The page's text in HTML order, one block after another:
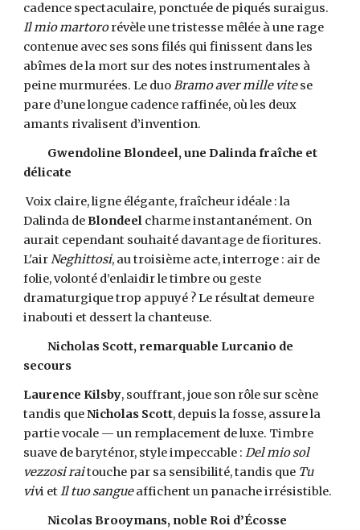
cadence spectaculaire, ponctuée de piqués suraigus.
Il mio martororévèle une tristesse mêlée à une rage
contenue avec ses sons filés qui finissent dans les
abîmes de la mort sur des notes instrumentales à
peine murmurées. Le duoBramo aver mille vitese
pare d’une longue cadence raffinée, où les deux
amants rivalisent d’invention.
Gwendoline Blondeel, une Dalinda fraîche et
délicate
Voix claire, ligne élégante, fraîcheur idéale : la
Dalinda deBlondeel charme instantanément. On
aurait cependant souhaité davantage de fioritures.
L'airNeghittosi, au troisième acte, interroge : air de
folie, volonté d’enlaidir le timbre ou geste
dramaturgique trop appuyé ? Le résultat demeure
inabouti et dessert la chanteuse.
Nicholas Scott, remarquable Lurcanio de
secours
Laurence Kilsby, souffrant, joue son rôle sur scène
tandis queNicholas Scott, depuis la fosse, assure la
partie vocale — un remplacement de luxe. Timbre
suave de baryténor, style impeccable :Del mio sol
vezzosi raitouche par sa sensibilité, tandis que Tu
vivi etIl tuo sangueaffichent un panache irrésistible.
Nicolas Brooymans, noble Roi d’Écosse